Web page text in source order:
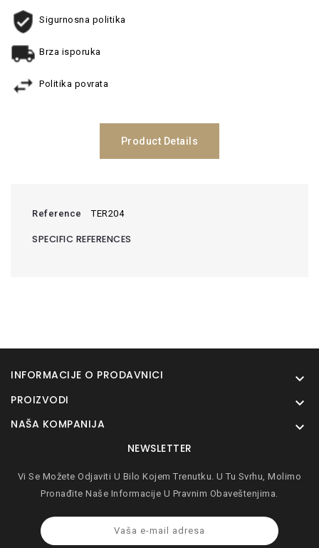
Sigurnosna politika
Brza isporuka
Politika povrata
Product Details
Reference TER204
SPECIFIC REFERENCES
INFORMACIJE O PRODAVNICI 
PROIZVODI 
NAŠA KOMPANIJA 
NEWSLETTER
Vi Se Možete Odjaviti U Bilo Kojem Trenutku. U Tu Svrhu, Molimo
Pronađite Naše Informacije U Pravnim Obaveštenjima.